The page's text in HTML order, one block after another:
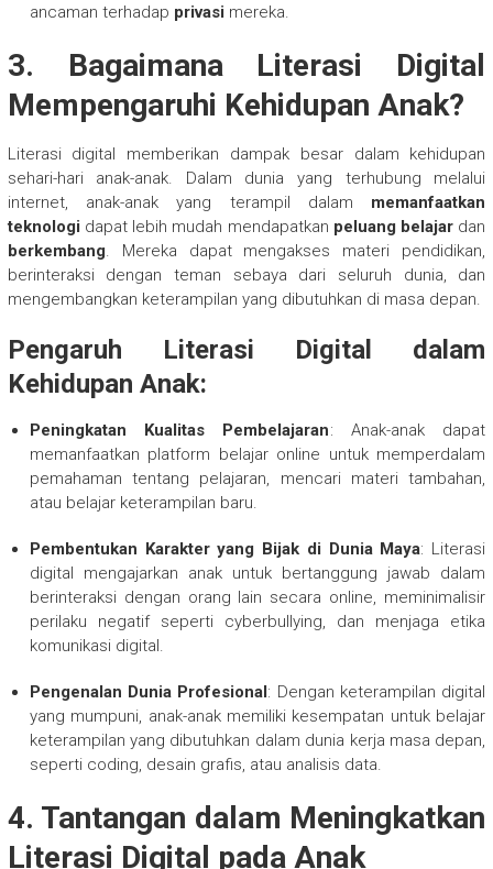
ancaman terhadap privasi mereka.
3. Bagaimana Literasi Digital
Mempengaruhi Kehidupan Anak?
Literasi digital memberikan dampak besar dalam kehidupan
sehari-hari anak-anak. Dalam dunia yang terhubung melalui
internet, anak-anak yang terampil dalam memanfaatkan
teknologi dapat lebih mudah mendapatkan peluang belajar dan
berkembang. Mereka dapat mengakses materi pendidikan,
berinteraksi dengan teman sebaya dari seluruh dunia, dan
mengembangkan keterampilan yang dibutuhkan di masa depan.
Pengaruh Literasi Digital dalam
Kehidupan Anak:
Peningkatan Kualitas Pembelajaran: Anak-anak dapat
memanfaatkan platform belajar online untuk memperdalam
pemahaman tentang pelajaran, mencari materi tambahan,
atau belajar keterampilan baru.
Pembentukan Karakter yang Bijak di Dunia Maya: Literasi
digital mengajarkan anak untuk bertanggung jawab dalam
berinteraksi dengan orang lain secara online, meminimalisir
perilaku negatif seperti cyberbullying, dan menjaga etika
komunikasi digital.
Pengenalan Dunia Profesional: Dengan keterampilan digital
yang mumpuni, anak-anak memiliki kesempatan untuk belajar
keterampilan yang dibutuhkan dalam dunia kerja masa depan,
seperti coding, desain grafis, atau analisis data.
4. Tantangan dalam Meningkatkan
Literasi Digital pada Anak